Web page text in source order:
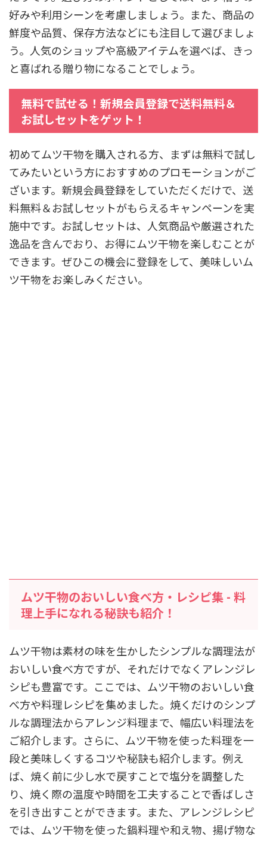
好みや利用シーンを考慮しましょう。また、商品の
鮮度や品質、保存方法などにも注目して選びましょ
う。人気のショップや高級アイテムを選べば、きっ
と喜ばれる贈り物になることでしょう。
無料で試せる！新規会員登録で送料無料＆
お試しセットをゲット！
初めてムツ干物を購入される方、まずは無料で試し
てみたいという方におすすめのプロモーションがご
ざいます。新規会員登録をしていただくだけで、送
料無料＆お試しセットがもらえるキャンペーンを実
施中です。お試しセットは、人気商品や厳選された
逸品を含んでおり、お得にムツ干物を楽しむことが
できます。ぜひこの機会に登録をして、美味しいム
ツ干物をお楽しみください。
ムツ干物のおいしい食べ方・レシピ集 - 料
理上手になれる秘訣も紹介！
ムツ干物は素材の味を生かしたシンプルな調理法が
おいしい食べ方ですが、それだけでなくアレンジレ
シピも豊富です。ここでは、ムツ干物のおいしい食
べ方や料理レシピを集めました。焼くだけのシンプ
ルな調理法からアレンジ料理まで、幅広い料理法を
ご紹介します。さらに、ムツ干物を使った料理を一
段と美味しくするコツや秘訣も紹介します。例え
ば、焼く前に少し水で戻すことで塩分を調整した
り、焼く際の温度や時間を工夫することで香ばしさ
を引き出すことができます。また、アレンジレシピ
では、ムツ干物を使った鍋料理や和え物、揚げ物な